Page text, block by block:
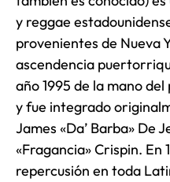
y reggae
provenientes de Nueva
ascendencia
año 1995 de la mano
y fue integrado
James «Da’ Barba» De
«Fragancia» Crispin. En
repercusión en toda